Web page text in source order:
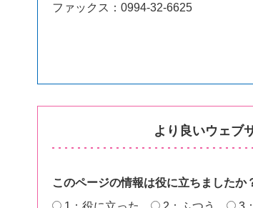
ファックス：0994-32-6625
より良いウェブ
このページの情報は役に立ちましたか